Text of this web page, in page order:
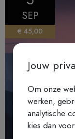
SEP
€ 45,00
Jouw
Om onze
werken,
analytische
kies dan